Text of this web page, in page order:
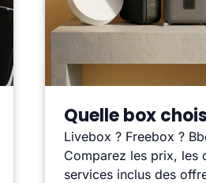
Quelle box
Livebox ? Freebox ?
Comparez les prix, les
services inclus des